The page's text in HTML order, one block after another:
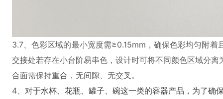
3.7、色彩区域的最小宽度需≥0.15mm，确保色彩均匀附
交接处若存在小台阶易串色，设计时可将不同颜色区域分
合面需保持重合，无间隙、无交叉。
4、对于水杯、花瓶、罐子、碗这一类的容器产品，为了确